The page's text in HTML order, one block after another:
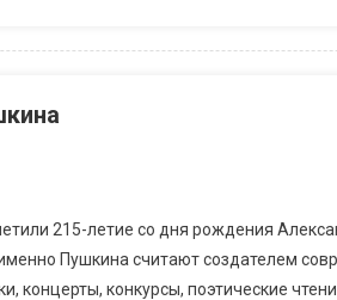
215-летие со дня рождения
Пушкина считают создателем
концерты, конкурсы, поэтические